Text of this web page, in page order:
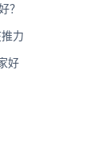
？
力
好